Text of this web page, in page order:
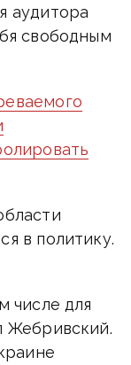
аудитора
свободным
в политику.
числе для
Жебривский.